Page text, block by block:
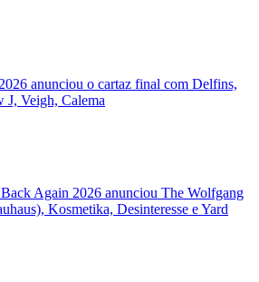
anunciou o cartaz final com Delfins,
J, Veigh, Calema
Again 2026 anunciou The Wolfgang
Kosmetika, Desinteresse e Yard